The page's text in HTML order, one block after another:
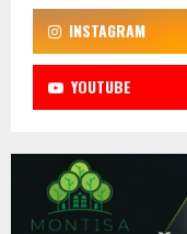
INSTAGRAM
YOUTUBE